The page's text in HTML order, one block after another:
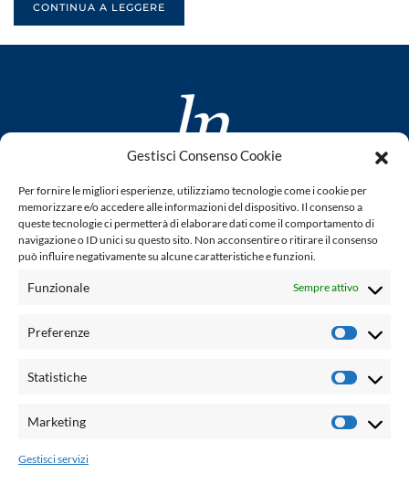
Gestisci Consenso Cookie
Per fornire le migliori esperienze, utilizziamo tecnologie come i cookie per
memorizzare e/o accedere alle informazioni del dispositivo. Il consenso a
queste tecnologie ci permetterà di elaborare dati come il comportamento di
navigazione o ID unici su questo sito. Non acconsentire o ritirare il consenso
può influire negativamente su alcune caratteristiche e funzioni.
Funzionale Sempre attivo
Preferenze
Statistiche
Marketing
Gestisci servizi
CONTINUA A LEGGERE
www.laletteraturaenoi.it
fondato da Romano Luperini
Questo blog non rappresenta una testata giornalistica in
quanto viene aggiornato senza alcuna periodicità. Non può
legge n° 62 del 7.03.2001. L'autore non è responsabile per
email: